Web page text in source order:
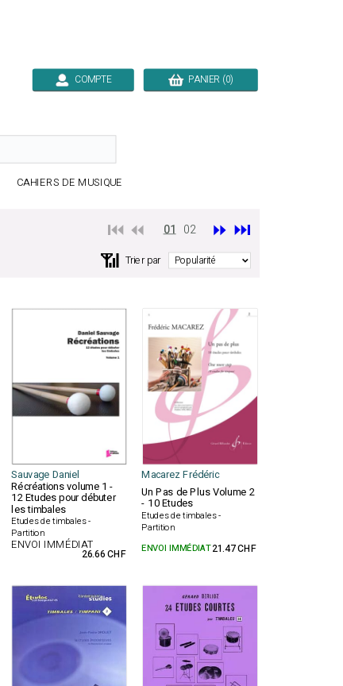
COMPTE PANIER (0)
CAHIERS DE MUSIQUE
⏮️ ⏪ 01 02 ⏩ ⏭️
📶 Trier par
Sauvage Daniel
Macarez Frédéric
Récréations volume 1 -
12 Etudes pour débuter
les timbales
Etudes de timbales -
Partition
Un Pas de Plus Volume 2
- 10 Etudes
Etudes de timbales -
Partition
ENVOI IMMÉDIAT
26.66 CHF ENVOI IMMÉDIAT21.47 CHF